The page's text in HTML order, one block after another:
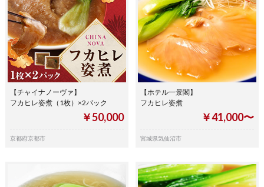
【チャイナノーヴァ】
フカヒレ姿煮（1枚）×2パック
￥50,000
京都府京都市
【ホテル一景閣】
フカヒレ姿煮
￥41,000〜
宮城県気仙沼市